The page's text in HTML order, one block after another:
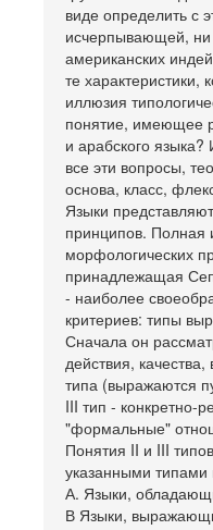
виде определить с
исчерпывающей, ни
американских
те характеристики,
иллюзия
понятие, имеющее
и арабского
все эти вопросы,
основа, класс,
Языки
принципов. Полная
морфологических
принадлежащая
- наиболее
критериев: типы
Сначала он
действия,
типа (выражаются
III тип - конкретно-
"формальные"
Понятия II и III
указанными
А. Языки,
В Языки,